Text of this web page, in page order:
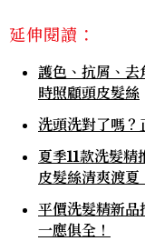
延伸閱讀：
護色、抗屑、去
時照顧頭皮髮絲
洗頭洗對了嗎
夏季11款洗髮
皮髮絲清爽渡夏
平價洗髮精新品
一應俱全！